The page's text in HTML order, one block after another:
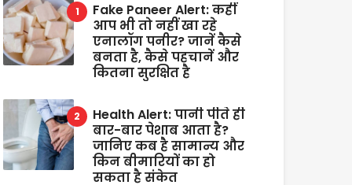
Fake Paneer Alert: कहीं
आप भी तो नहीं खा रहे
एनालॉग पनीर? जानें कैसे
बनता है, कैसे पहचानें और
कितना सुरक्षित है
Health Alert: पानी पीते ही
बार-बार पेशाब आता है?
जानिए कब है सामान्य और
किन बीमारियों का हो
सकता है संकेत